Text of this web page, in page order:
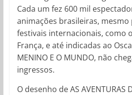
Cada um fez 600 mil
animações brasileiras, mesmo
festivais internacionais, como
França, e até indicadas ao
MENINO E O MUNDO, não
ingressos.
O desenho de AS AVENTURAS